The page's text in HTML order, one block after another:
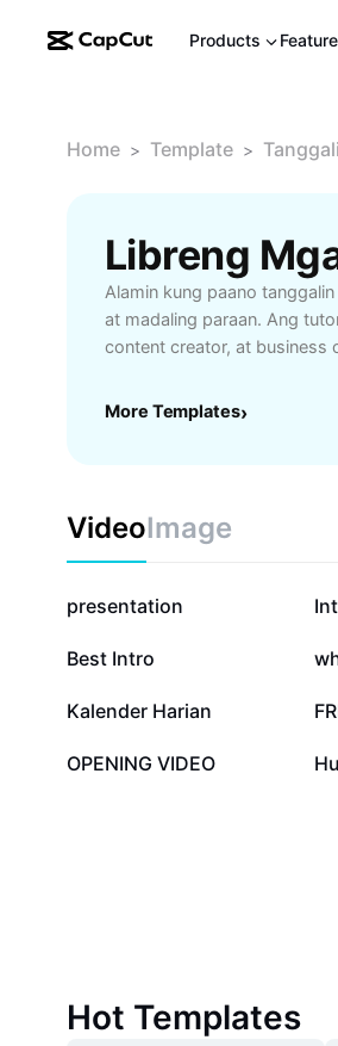
Products
Home > Template >
Alamin kung paano
at madaling paraan. Ang
content creator, at business
dito ang mga lehitimong
maiwasan ang mga isyu sa
pinakamahusay na
mas malinis at kaakit-akit na
More Templates›
VideoImage
1.5M
presentation
66.9K
Best Intro
18.9K
Kalender Harian
1.8K
OPENING VIDEO
Hot Templates